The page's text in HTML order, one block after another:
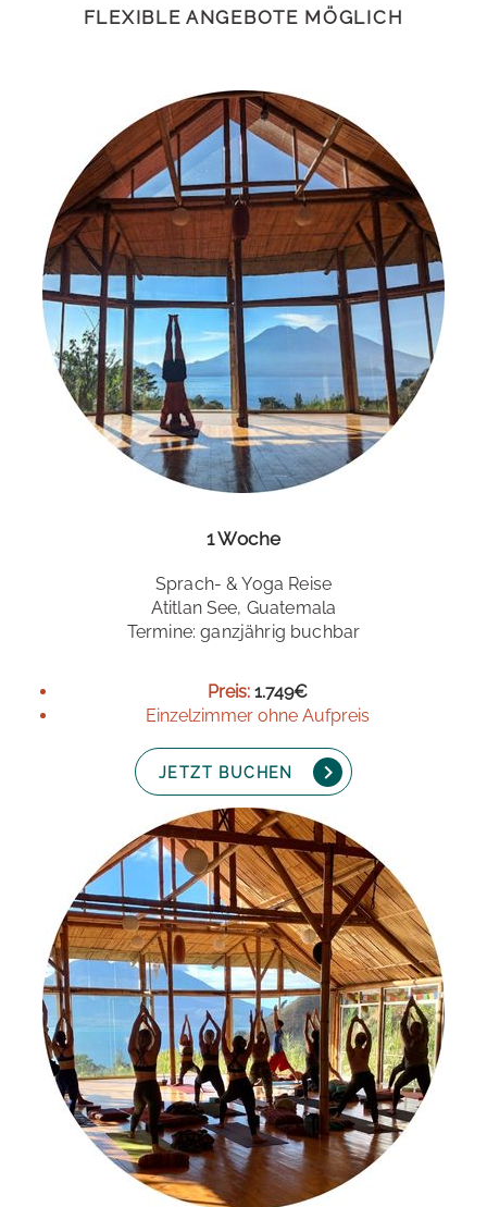
FLEXIBLE ANGEBOTE MÖGLICH
1 Woche
Sprach- & Yoga Reise
Atitlan See, Guatemala
Termine: ganzjährig buchbar
Preis: 1.749€
Einzelzimmer ohne Aufpreis
JETZT BUCHEN